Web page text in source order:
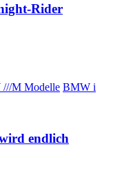
Rider
M Modelle BMW i
endlich